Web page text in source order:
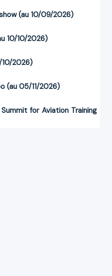
(au 10/09/2026)
10/10/2026)
10/2026)
(au 05/11/2026)
for Aviation Training